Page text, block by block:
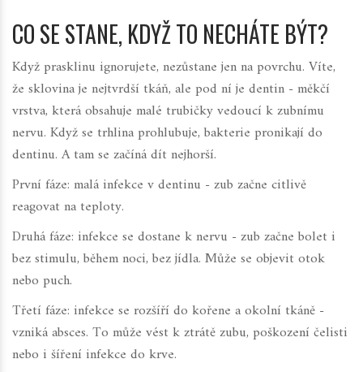
CO SE STANE, KDYŽ TO NECHÁTE BÝT?
Když prasklinu ignorujete, nezůstane jen na povrchu. Víte,
že sklovina je nejtvrdší tkáň, ale pod ní je dentin - měkčí
vrstva, která obsahuje malé trubičky vedoucí k zubnímu
nervu. Když se trhlina prohlubuje, bakterie pronikají do
dentinu. A tam se začíná dít nejhorší.
První fáze: malá infekce v dentinu - zub začne citlivě
reagovat na teploty.
Druhá fáze: infekce se dostane k nervu - zub začne bolet i
bez stimulu, během noci, bez jídla. Může se objevit otok
nebo puch.
Třetí fáze: infekce se rozšíří do kořene a okolní tkáně -
vzniká absces. To může vést k ztrátě zubu, poškození čelisti
nebo i šíření infekce do krve.